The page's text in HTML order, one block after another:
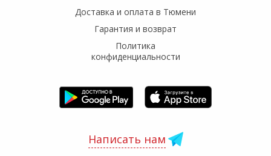
Доставка и оплата в Тюмени
Гарантия и возврат
Политика
конфиденциальности
Написать нам